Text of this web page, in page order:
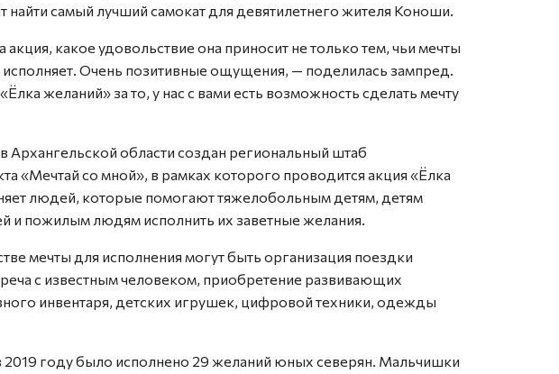
самый лучший самокат для девятилетнего жителя Коноши.
какое удовольствие она приносит не только тем, чьи мечты
исполняет. Очень позитивные ощущения, — поделилась зампред.
желаний» за то, у нас с вами есть возможность сделать мечту
Архангельской области создан региональный штаб
«Мечтай со мной», в рамках которого проводится акция «Ёлка
людей, которые помогают тяжелобольным детям, детям
и пожилым людям исполнить их заветные желания.
мечты для исполнения могут быть организация поездки
с известным человеком, приобретение развивающих
инвентаря, детских игрушек, цифровой техники, одежды
2019 году было исполнено 29 желаний юных северян. Мальчишки